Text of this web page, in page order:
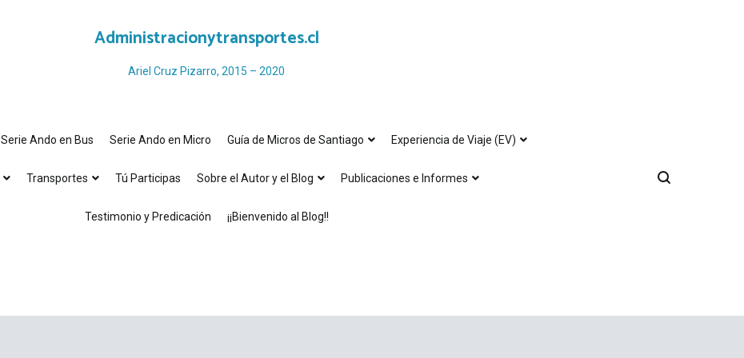
Administracionytransportes.cl
Ariel Cruz Pizarro, 2015 – 2020
Serie Ando en Bus Serie Ando en Micro Guía de Micros de Santiago Experiencia de Viaje (EV)
Transportes Tú Participas Sobre el Autor y el Blog Publicaciones e Informes
Testimonio y Predicación ¡¡Bienvenido al Blog!!